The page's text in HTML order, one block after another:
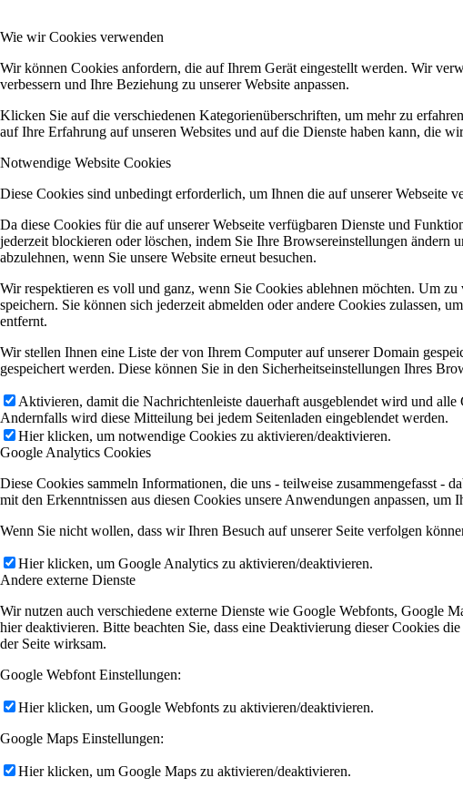
Wie wir Cookies verwenden
Wir können Cookies anfordern, die auf Ihrem Gerät eingestellt werden. Wir
verbessern und Ihre Beziehung zu unserer Website anpassen.
Klicken Sie auf die verschiedenen Kategorienüberschriften, um mehr zu
auf Ihre Erfahrung auf unseren Websites und auf die Dienste haben kann, die
Notwendige Website Cookies
Diese Cookies sind unbedingt erforderlich, um Ihnen die auf unserer Webseite
Da diese Cookies für die auf unserer Webseite verfügbaren Dienste und
jederzeit blockieren oder löschen, indem Sie Ihre Browsereinstellungen
abzulehnen, wenn Sie unsere Website erneut besuchen.
Wir respektieren es voll und ganz, wenn Sie Cookies ablehnen möchten. Um
speichern. Sie können sich jederzeit abmelden oder andere Cookies zulassen,
entfernt.
Wir stellen Ihnen eine Liste der von Ihrem Computer auf unserer Domain
gespeichert werden. Diese können Sie in den Sicherheitseinstellungen Ihres
Aktivieren, damit die Nachrichtenleiste dauerhaft ausgeblendet wird und
Andernfalls wird diese Mitteilung bei jedem Seitenladen eingeblendet werden.
Hier klicken, um notwendige Cookies zu aktivieren/deaktivieren.
Google Analytics Cookies
Diese Cookies sammeln Informationen, die uns - teilweise zusammengefasst
mit den Erkenntnissen aus diesen Cookies unsere Anwendungen anpassen, um
Wenn Sie nicht wollen, dass wir Ihren Besuch auf unserer Seite verfolgen
Hier klicken, um Google Analytics zu aktivieren/deaktivieren.
Andere externe Dienste
Wir nutzen auch verschiedene externe Dienste wie Google Webfonts, Google
hier deaktivieren. Bitte beachten Sie, dass eine Deaktivierung dieser Cookies
der Seite wirksam.
Google Webfont Einstellungen:
Hier klicken, um Google Webfonts zu aktivieren/deaktivieren.
Google Maps Einstellungen:
Hier klicken, um Google Maps zu aktivieren/deaktivieren.